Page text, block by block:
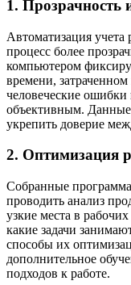
1. Прозрачность
Автоматизация учета
процесс более
компьютером
времени,
человеческие ошибки
объективным.
укрепить доверие
2. Оптимизация
Собранные
проводить анализ
узкие места в
какие задачи
способы их
дополнительное
подходов к работе.